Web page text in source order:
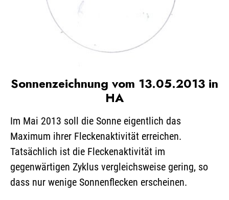
Sonnenzeichnung vom 13.05.2013 in
HA
Im Mai 2013 soll die Sonne eigentlich das
Maximum ihrer Fleckenaktivität erreichen.
Tatsächlich ist die Fleckenaktivität im
gegenwärtigen Zyklus vergleichsweise gering, so
dass nur wenige Sonnenflecken erscheinen.